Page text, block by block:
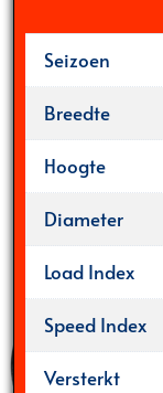
Seizoen
Breedte
Hoogte
Diameter
Load Index
Speed Index
Versterkt